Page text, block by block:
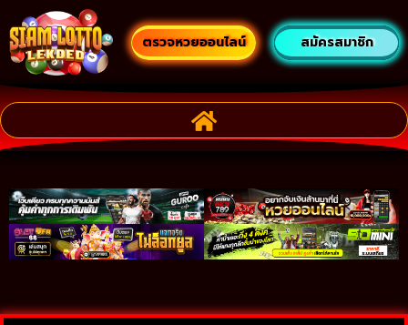
ตรวจหวยออนไลน์ สมัครสมาชิก